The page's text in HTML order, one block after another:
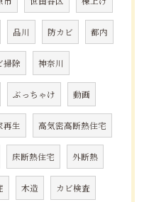
品川 防カビ 都内
掃除 神奈川
ぶっちゃけ 動画
再生 高気密高断熱住宅
床断熱住宅 外断熱
木造 カビ検査